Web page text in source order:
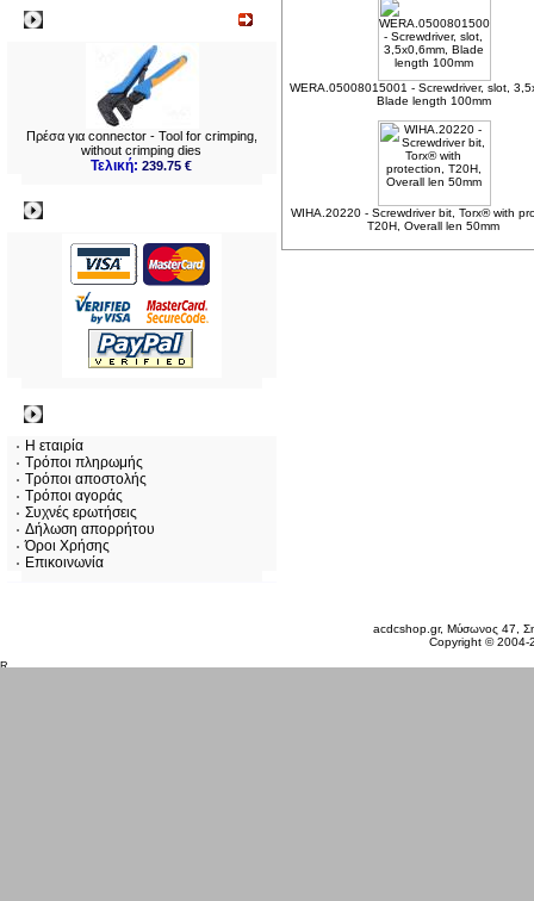
Πρέσα για connector - Tool for crimping,
without crimping dies
Τελική:239.75 €
Η εταιρία
Τρόποι πληρωμής
Τρόποι αποστολής
Τρόποι αγοράς
Συχνές ερωτήσεις
Δήλωση απορρήτου
Όροι Χρήσης
Επικοινωνία
WERA.05008015001 - Screwdriver, slot,
Blade length 100mm
WIHA.20220 - Screwdriver bit, Torx® with
T20H, Overall len 50mm
acdcshop.gr, Μύσωνος 47,
Copyright ©